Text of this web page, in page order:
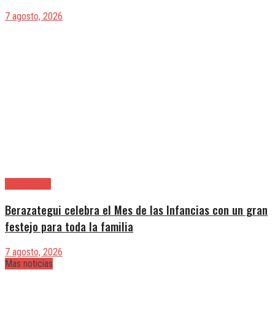
7 agosto, 2026
Berazategui celebra el Mes de las Infancias con un gran
festejo para toda la familia
7 agosto, 2026
Mas noticias